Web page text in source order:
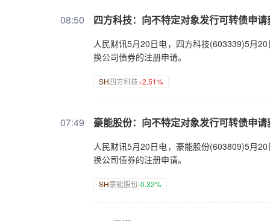
08:50 四方科技：向不特定对象发行可转债申
人民财讯5月20日电，四方科技(603339)5月
换公司债券的注册申请。
SH四方科技+2.51%
07:49 豪能股份：向不特定对象发行可转债申
人民财讯5月20日电，豪能股份(603809)5月
换公司债券的注册申请。
SH豪能股份-0.32%